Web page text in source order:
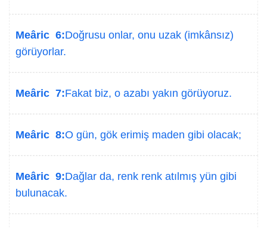
Meâric 6:Doğrusu onlar, onu uzak (imkânsız)
görüyorlar.
Meâric 7:Fakat biz, o azabı yakın görüyoruz.
Meâric 8:O gün, gök erimiş maden gibi olacak;
Meâric 9:Dağlar da, renk renk atılmış yün gibi
bulunacak.